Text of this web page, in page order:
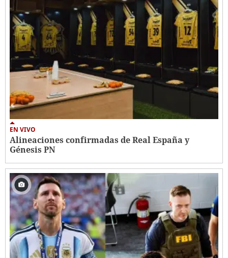
EN VIVO
Alineaciones confirmadas de Real España y
Génesis PN